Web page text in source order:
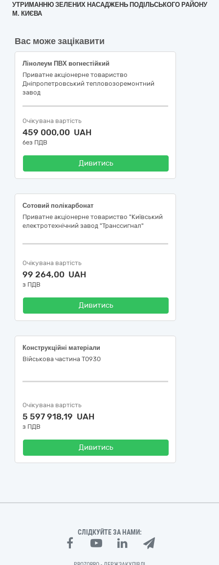
УТРИМАННЮ ЗЕЛЕНИХ НАСАДЖЕНЬ ПОДІЛЬСЬКОГО РАЙОНУ
М. КИЄВА
Вас може зацікавити
Лінолеум ПВХ вогнестійкий
Приватне акцiонерне товариство
Днiпропетровський тепловозоремонтний
завод
Очікувана вартість
459 000,00 UAH
без ПДВ
Дивитись
Сотовий полікарбонат
Приватне акціонерне товариство "Київський
електротехнічний завод "Транссигнал"
Очікувана вартість
99 264,00 UAH
з ПДВ
Дивитись
Конструкційні матеріали
Військова частина Т0930
Очікувана вартість
5 597 918,19 UAH
з ПДВ
Дивитись
СЛІДКУЙТЕ ЗА НАМИ: